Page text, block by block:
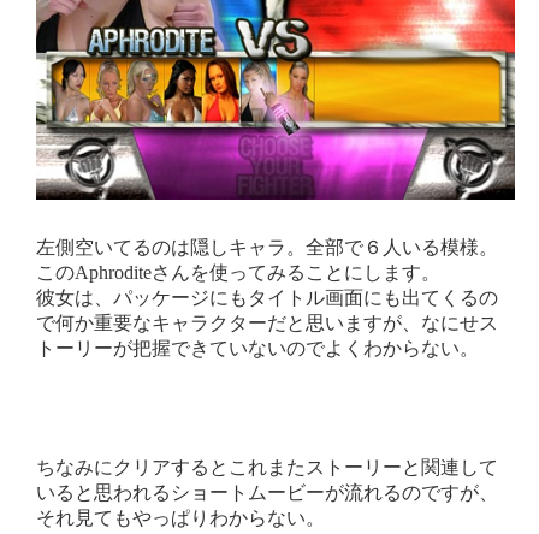
左側空いてるのは隠しキャラ。全部で６人いる模様。
このAphroditeさんを使ってみることにします。
彼女は、パッケージにもタイトル画面にも出てくるの
で何か重要なキャラクターだと思いますが、なにせス
トーリーが把握できていないのでよくわからない。
ちなみにクリアするとこれまたストーリーと関連して
いると思われるショートムービーが流れるのですが、
それ見てもやっぱりわからない。